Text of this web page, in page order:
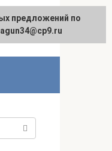
предложений по